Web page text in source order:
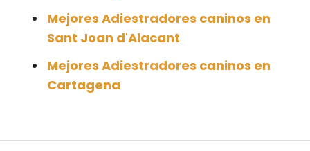
Mejores Adiestradores caninos en
Sant Joan d'Alacant
Mejores Adiestradores caninos en
Cartagena